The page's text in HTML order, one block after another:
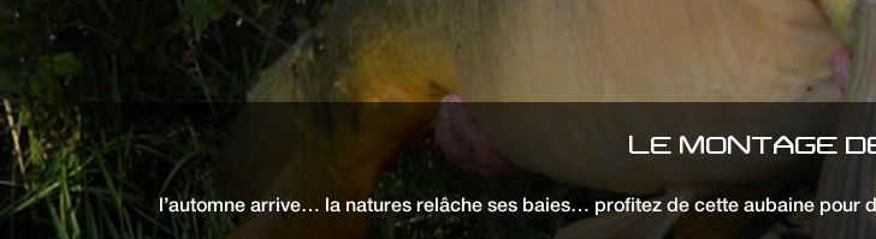
LE MONTAGE
l’automne arrive… la natures relâche ses baies… profitez de cette aubaine